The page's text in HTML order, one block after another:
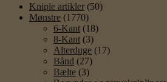
Kniple artikler (50)
Mønstre (1770)
6-Kant (18)
8-Kant (3)
Alterduge (17)
Bånd (27)
Bælte (3)